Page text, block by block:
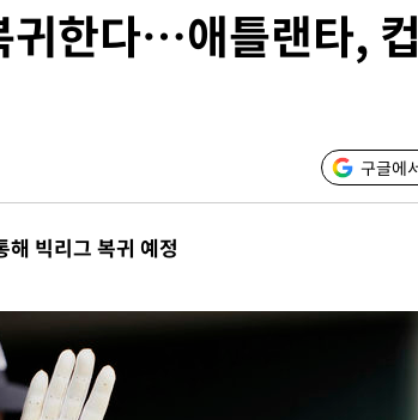
색…내란 중요임무종사 혐의
X 로켓 달 충돌 흔적 포착
승부차기 끝 과달라하라 격파
지나며 폭염 잠시 꺾인다"
스닥 0.3%↓, 다우 0.14%↑
파문에 "현재는 내부 지침 준수"
스포츠윤리센터도 압수수색
탄도미사일…감시·경계태세 강
귀한다…애틀랜타,
구글에
빅리그 복귀 예정